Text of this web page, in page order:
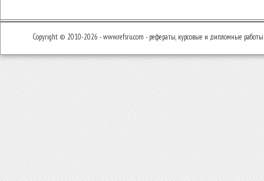
Copyright © 2010-2026 - www.refsru.com - рефераты, курсовые и дипломные работы